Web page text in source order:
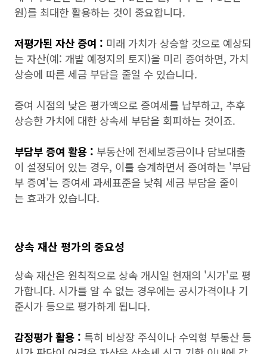
원)를 최대한 활용하는 것이 중요합니다.
저평가된 자산 증여 : 미래 가치가 상승할 것으로 예상되
는 자산(예: 개발 예정지의 토지)을 미리 증여하면, 가치
상승에 따른 세금 부담을 줄일 수 있습니다.
증여 시점의 낮은 평가액으로 증여세를 납부하고, 추후
상승한 가치에 대한 상속세 부담을 회피하는 것이죠.
부담부 증여 활용 : 부동산에 전세보증금이나 담보대출
이 설정되어 있는 경우, 이를 승계하면서 증여하는 '부담
부 증여'는 증여세 과세표준을 낮춰 세금 부담을 줄이
는 효과가 있습니다.
상속 재산 평가의 중요성
상속 재산은 원칙적으로 상속 개시일 현재의 '시가'로 평
가합니다. 시가를 알 수 없는 경우에는 공시가격이나 기
준시가 등으로 평가하게 됩니다.
감정평가 활용 : 특히 비상장 주식이나 수익형 부동산 등